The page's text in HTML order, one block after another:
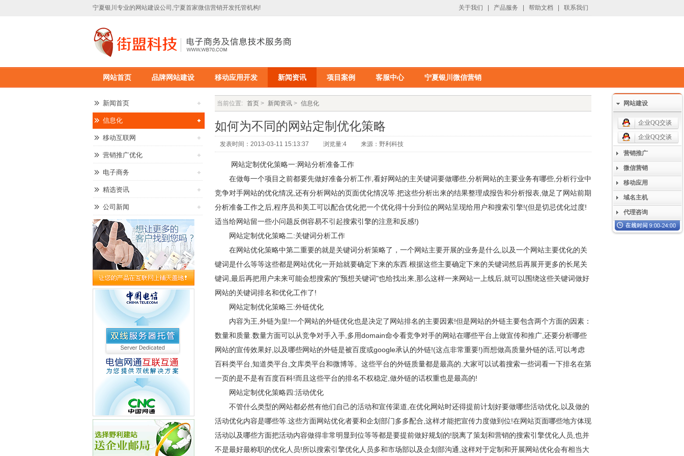
宁夏银川专业的网站建设公司,宁夏首家微信营销开发托管机构! 关于我们 产品服务 帮助文档 联系我们
野利科技
网站首页 品牌网站建设 移动应用开发 新闻资讯 项目案例 客服中心 宁夏银川微信营销
新闻首页
信息化
移动互联网
营销推广优化
电子商务
精选资讯
公司新闻
当前位置: 首页 > 新闻资讯 > 信息化
如何为不同的网站定制优化策略
发表时间：2013-03-11 15:13:37 浏览量:4 来源：野利科技
网站定制优化策略一:网站分析准备工作
在做每一个项目之前都要先做好准备分析工作,看好网站的主关键词要做哪些,分析网站的主要业务有哪些,分析行业中
竞争对手网站的优化情况,还有分析网站的页面优化情况等.把这些分析出来的结果整理成报告和分析报表,做足了网站前期
分析准备工作之后,程序员和美工可以配合优化把一个优化得十分到位的网站呈现给用户和搜索引擎!(但是切忌优化过度!
适当给网站留一些小问题反倒容易不引起搜索引擎的注意和反感!)
网站定制优化策略二:关键词分析工作
在网站优化策略中第二重要的就是关键词分析策略了，一个网站主要开展的业务是什么,以及一个网站主要优化的关
键词是什么等等这些都是网站优化一开始就要确定下来的东西.根据这些主要确定下来的关键词然后再展开更多的长尾关
键词,最后再把用户未来可能会想搜索的"预想关键词"也给找出来,那么这样一来网站一上线后,就可以围绕这些关键词做好
网站的关键词排名和优化工作了!
网站定制优化策略三:外链优化
内容为王,外链为皇!一个网站的外链优化也是决定了网站排名的主要因素!但是网站的外链主要包含两个方面的因素：
数量和质量.数量方面可以从竞争对手入手,多用domain命令看竞争对手的网站在哪些平台上做宣传和推广,还要分析哪些
网站的宣传效果好,以及哪些网站的外链是被百度或google承认的外链!(这点非常重要!)而想做高质量外链的话,可以考虑
百科类平台,知道类平台,文库类平台和微博等。这些平台的外链质量都是最高的.大家可以试着搜索一些词看一下排名在第
一页的是不是有百度百科!而且这些平台的排名不权稳定,做外链的话权重也是最高的!
网站定制优化策略四:活动优化
不管什么类型的网站都必然有他们自己的活动和宣传渠道,在优化网站时还得提前计划好要做哪些活动优化,以及做的
活动优化内容是哪些等.这些方面网站优化者要和企划部门多多配合,这样才能把宣传力度做到位!在网站页面哪些地方体现
活动以及哪些方面把活动内容做得非常明显到位等等都是要提前做好规划的!脱离了策划和营销的搜索引擎优化人员,也并
不是最好最称职的优化人员!所以搜索引擎优化人员多和市场部以及企划部沟通,这样对于定制和开展网站优化会有相当大
网站建设
企业QQ交谈
企业QQ交谈
营销推广
微信营销
移动应用
域名主机
代理咨询